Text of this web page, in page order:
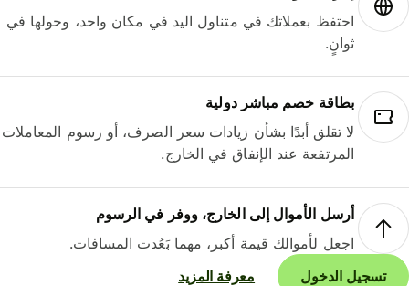
احتفظ بعملاتك في متناول اليد في مكان واحد، وحولها في
ثوانٍ.
بطاقة خصم مباشر دولية
لا تقلق أبدًا بشأن زيادات سعر الصرف، أو رسوم المعاملات
المرتفعة عند الإنفاق في الخارج.
أرسل الأموال إلى الخارج، ووفر في الرسوم
اجعل لأموالك قيمة أكبر، مهما بَعُدت المسافات.
تسجيل الدخول
معرفة المزيد